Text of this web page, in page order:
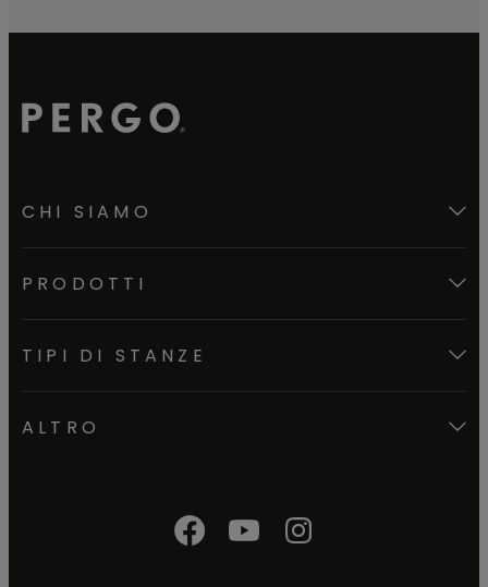
CHI SIAMO
PRODOTTI
TIPI DI STANZE
ALTRO